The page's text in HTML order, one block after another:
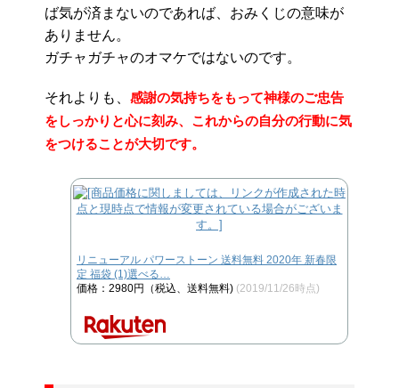
ば気が済まないのであれば、おみくじの意味が
ありません。
ガチャガチャのオマケではないのです。
それよりも、 感謝の気持ちをもって神様のご忠告
をしっかりと心に刻み、これからの自分の行動に気
をつけることが大切です。
リニューアル パワーストーン 送料無料 2020年 新春限
定 福袋 (1)選べる…
価格：2980円（税込、送料無料) (2019/11/26時点)